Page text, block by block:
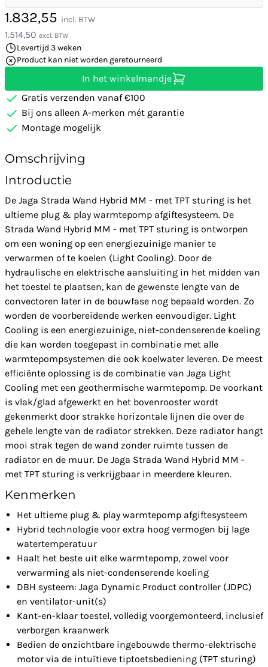
1.832,55 incl. BTW
1.514,50 excl. BTW
Levertijd 3 weken
Product kan niet worden geretourneerd
In het winkelmandje
Gratis verzenden vanaf €100
Bij ons alleen A-merken mét garantie
Montage mogelijk
Omschrijving
Introductie
De Jaga Strada Wand Hybrid MM - met TPT sturing is het
ultieme plug & play warmtepomp afgiftesysteem. De
Strada Wand Hybrid MM - met TPT sturing is ontworpen
om een woning op een energiezuinige manier te
verwarmen of te koelen (Light Cooling). Door de
hydraulische en elektrische aansluiting in het midden van
het toestel te plaatsen, kan de gewenste lengte van de
convectoren later in de bouwfase nog bepaald worden. Zo
worden de voorbereidende werken eenvoudiger. Light
Cooling is een energiezuinige, niet-condenserende koeling
die kan worden toegepast in combinatie met alle
warmtepompsystemen die ook koelwater leveren. De meest
efficiënte oplossing is de combinatie van Jaga Light
Cooling met een geothermische warmtepomp. De voorkant
is vlak/glad afgewerkt en het bovenrooster wordt
gekenmerkt door strakke horizontale lijnen die over de
gehele lengte van de radiator strekken. Deze radiator hangt
mooi strak tegen de wand zonder ruimte tussen de
radiator en de muur. De Jaga Strada Wand Hybrid MM -
met TPT sturing is verkrijgbaar in meerdere kleuren.
Kenmerken
Het ultieme plug & play warmtepomp afgiftesysteem
Hybrid technologie voor extra hoog vermogen bij lage
watertemperatuur
Haalt het beste uit elke warmtepomp, zowel voor
verwarming als niet-condenserende koeling
DBH systeem: Jaga Dynamic Product controller (JDPC)
en ventilator-unit(s)
Kant-en-klaar toestel, volledig voorgemonteerd, inclusief
verborgen kraanwerk
Bedien de onzichtbare ingebouwde thermo-elektrische
motor via de intuïtieve tiptoetsbediening (TPT sturing)